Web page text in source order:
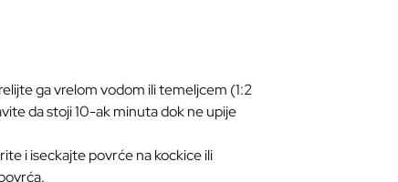
ga vrelom vodom ili temeljcem (1:2
da stoji 10-ak minuta dok ne upije
i iseckajte povrće na kockice ili